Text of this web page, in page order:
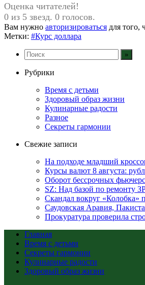
Оценка читателей!
0 из 5 звезд. 0 голосов.
Вам нужно авторизироваться для того,
Метки: #Курс доллара
Рубрики
Время с детьми
Здоровый образ жизни
Кулинарные радости
Разное
Секреты гармонии
Свежие записи
На подходе младший
Курсы валют 8 августа:
Оборот бессрочных
SZ: Над базой по ремонту
Скандал вокруг «Колобка»
Саудовская Аравия,
Прокуратура проверила
Главная
Время с детьми
Секреты гармонии
Кулинарные радости
Здоровый образ жизни